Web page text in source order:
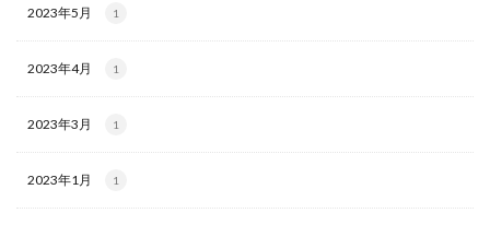
2023年5月 1
2023年4月 1
2023年3月 1
2023年1月 1